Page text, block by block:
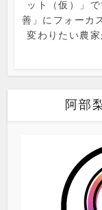
ット（仮）」
善」にフォーカ
変わりたい農
阿部